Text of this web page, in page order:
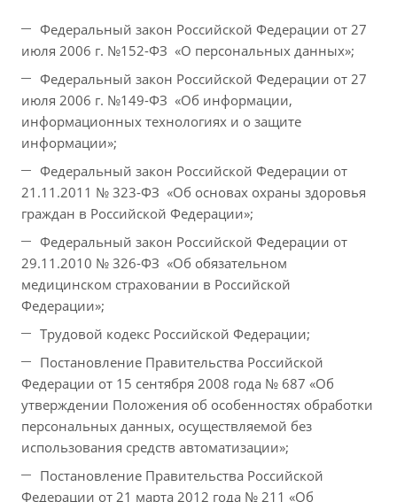
Федеральный закон Российской Федерации от 27
июля 2006 г. №152-ФЗ «О персональных данных»;
Федеральный закон Российской Федерации от 27
июля 2006 г. №149-ФЗ «Об информации,
информационных технологиях и о защите
информации»;
Федеральный закон Российской Федерации от
21.11.2011 № 323-ФЗ «Об основах охраны здоровья
граждан в Российской Федерации»;
Федеральный закон Российской Федерации от
29.11.2010 № 326-ФЗ «Об обязательном
медицинском страховании в Российской
Федерации»;
Трудовой кодекс Российской Федерации;
Постановление Правительства Российской
Федерации от 15 сентября 2008 года № 687 «Об
утверждении Положения об особенностях обработки
персональных данных, осуществляемой без
использования средств автоматизации»;
Постановление Правительства Российской
Федерации от 21 марта 2012 года № 211 «Об